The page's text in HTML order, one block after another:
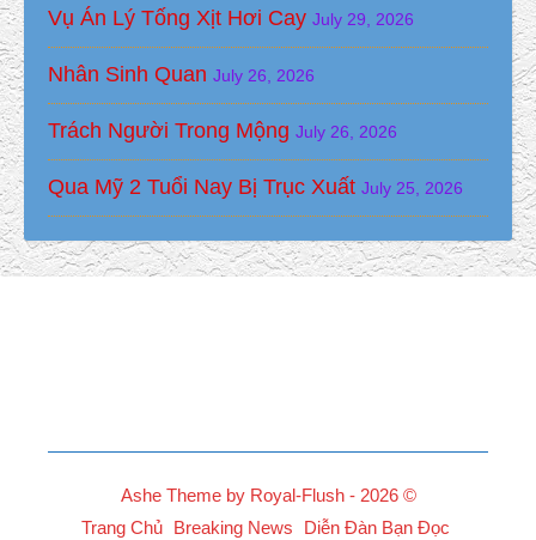
Vụ Án Lý Tống Xịt Hơi Cay July 29, 2026
Nhân Sinh Quan July 26, 2026
Trách Người Trong Mộng July 26, 2026
Qua Mỹ 2 Tuổi Nay Bị Trục Xuất July 25, 2026
Ashe Theme by Royal-Flush - 2026 ©
Trang Chủ
Breaking News
Diễn Đàn Bạn Đọc